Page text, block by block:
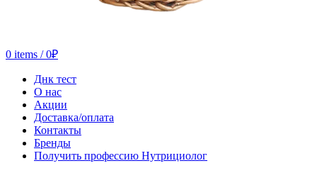
0 items / 0₽
Днк тест
О нас
Акции
Доставка/оплата
Контакты
Бренды
Получить профессию Нутрициолог